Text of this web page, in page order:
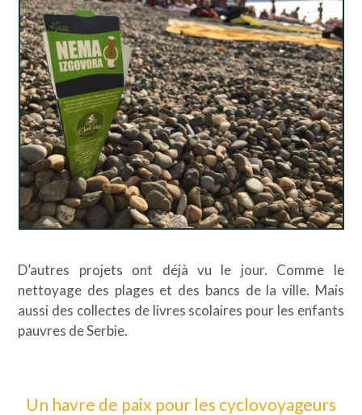
D’autres projets ont déjà vu le jour. Comme le
nettoyage des plages et des bancs de la ville. Mais
aussi des collectes de livres scolaires pour les enfants
pauvres de Serbie.
Un havre de paix pour les cyclovoyageurs